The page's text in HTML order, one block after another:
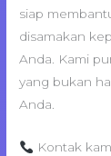
siap
disamakan
Anda. Kami
yang bukan
Anda.
Kontak